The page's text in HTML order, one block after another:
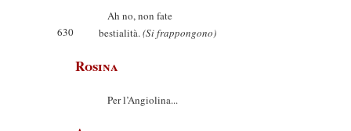
Ah no, non fate
630
bestialità.(Si frappongono)
Rosina
Per l’Angiolina...